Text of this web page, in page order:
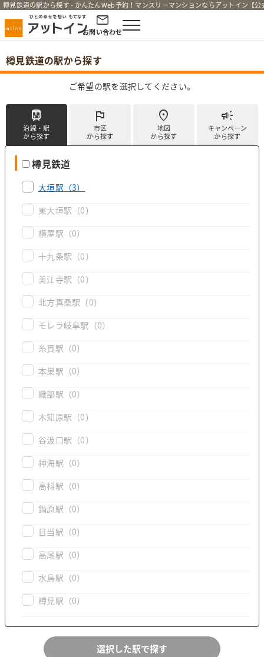
樽見鉄道の駅から探す - かんたんWeb予約！マンスリーマンションならアットイン【公
お問い合わせ
樽見鉄道の駅から探す
ご希望の駅を選択してください。
train
沿線・駅
から探す
flag
市区
から探す
location_on
地図
から探す
campaign
キャンペーン
から探す
樽見鉄道
大垣駅 （3）
東大垣駅 （0）
横屋駅 （0）
十九条駅 （0）
美江寺駅 （0）
北方真桑駅 （0）
モレラ岐阜駅 （0）
糸貫駅 （0）
本巣駅 （0）
織部駅 （0）
木知原駅 （0）
谷汲口駅 （0）
神海駅 （0）
高科駅 （0）
鍋原駅 （0）
日当駅 （0）
高尾駅 （0）
水鳥駅 （0）
樽見駅 （0）